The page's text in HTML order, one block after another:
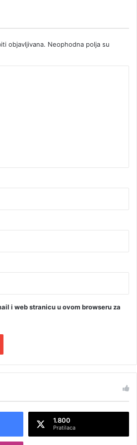
objavljivana. Neophodna polja su
i web stranicu u ovom browseru za
1.800
Pratilaca